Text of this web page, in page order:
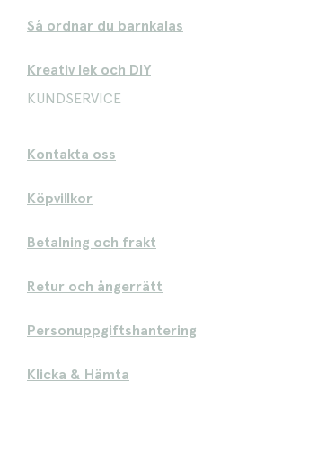
Så ordnar du barnkalas
Kreativ lek och DIY
KUNDSERVICE
Kontakta oss
Köpvillkor
Betalning och frakt
Retur och ångerrätt
Personuppgiftshantering
Klicka & Hämta